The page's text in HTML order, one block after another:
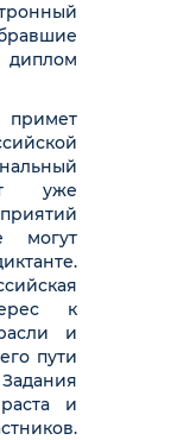
примет
уже
могут
к
и
пути
и